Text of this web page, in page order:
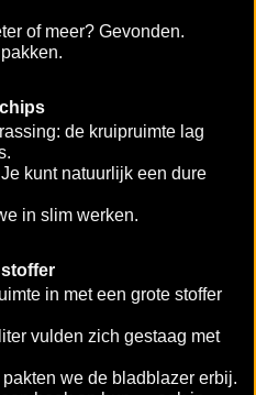
of meer? Gevonden.
de kruipruimte lag
kunt natuurlijk een dure
in slim werken.
in met een grote stoffer
vulden zich gestaag met
we de bladblazer erbij.